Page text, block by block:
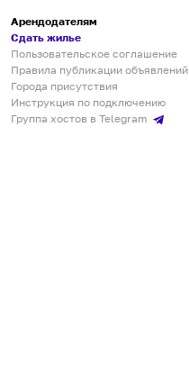
Арендодателям
Сдать жилье
Пользовательское соглашение
Правила публикации объявлений
Города присутствия
Инструкция по подключению
Группа хостов в Telegram